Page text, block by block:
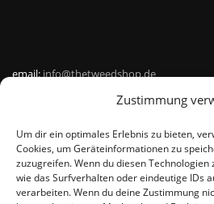
Zustimmung
Um dir ein optimales Erlebnis zu bieten,
Cookies, um Geräteinformationen zu
zuzugreifen. Wenn du diesen
wie das Surfverhalten oder eindeutige IDs
verarbeiten. Wenn du deine Zustimmung
email:info@thetweedshop.de
Kvk Nummer: 88959732
MWSnr: NL864836247B01